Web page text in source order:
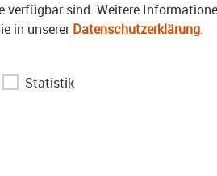
sind. Weitere
in unsererDatenschutzerklärung.
Statistik